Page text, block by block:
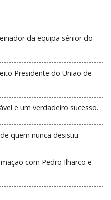
da equipa sénior do
Presidente do União de
e um verdadeiro sucesso.
quem nunca desistiu
com Pedro Ilharco e